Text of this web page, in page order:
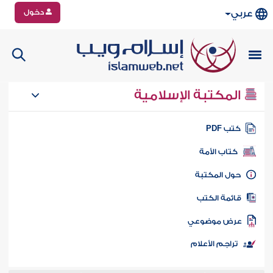
عربي دخول
المكتبة الإسلامية
كتب PDF
كتاب الأمة
المكتبة
الكتب
موضوعي